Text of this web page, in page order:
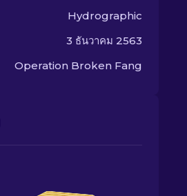
Hydrographic
3 ธันวาคม 2563
Operation Broken Fang